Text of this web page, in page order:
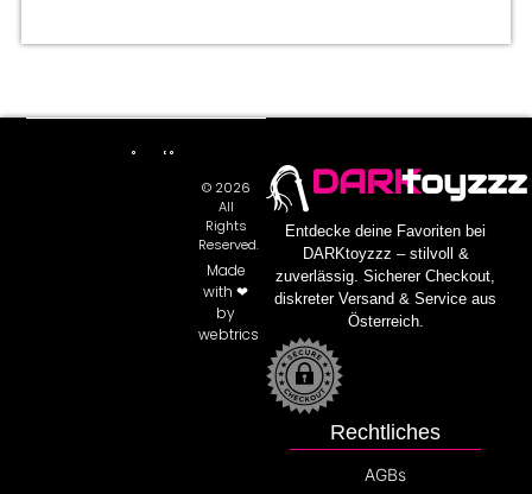
DARKtoyzzz
Entdecke deine Favoriten bei
DARKtoyzzz – stilvoll &
zuverlässig. Sicherer Checkout,
diskreter Versand & Service aus
Österreich.
Rechtliches
AGBs
© 2026
All
Rights
Reserved.
Made
with ❤
by
webtrics